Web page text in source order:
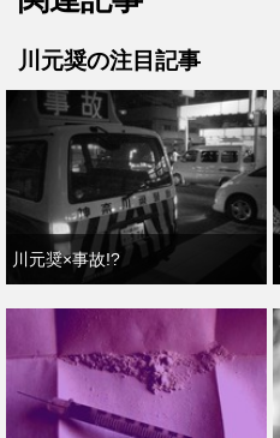
川元奨の注目記事
川元奨×事故!?